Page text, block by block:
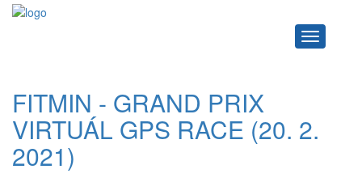
Navigace
FITMIN - GRAND PRIX
VIRTUÁL GPS RACE (20. 2.
2021)